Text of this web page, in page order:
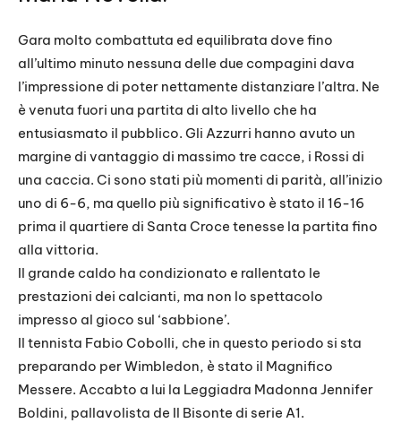
Gara molto combattuta ed equilibrata dove fino
all’ultimo minuto nessuna delle due compagini dava
l’impressione di poter nettamente distanziare l’altra. Ne
è venuta fuori una partita di alto livello che ha
entusiasmato il pubblico. Gli Azzurri hanno avuto un
margine di vantaggio di massimo tre cacce, i Rossi di
una caccia. Ci sono stati più momenti di parità, all’inizio
uno di 6-6, ma quello più significativo è stato il 16-16
prima il quartiere di Santa Croce tenesse la partita fino
alla vittoria.
Il grande caldo ha condizionato e rallentato le
prestazioni dei calcianti, ma non lo spettacolo
impresso al gioco sul ‘sabbione’.
Il tennista Fabio Cobolli, che in questo periodo si sta
preparando per Wimbledon, è stato il Magnifico
Messere. Accabto a lui la Leggiadra Madonna Jennifer
Boldini, pallavolista de Il Bisonte di serie A1.